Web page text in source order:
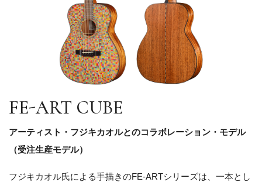
FE-ART CUBE
アーティスト・フジキカオルとのコラボレーション・モデル
（受注生産モデル）
フジキカオル氏による手描きのFE-ARTシリーズは、一本とし